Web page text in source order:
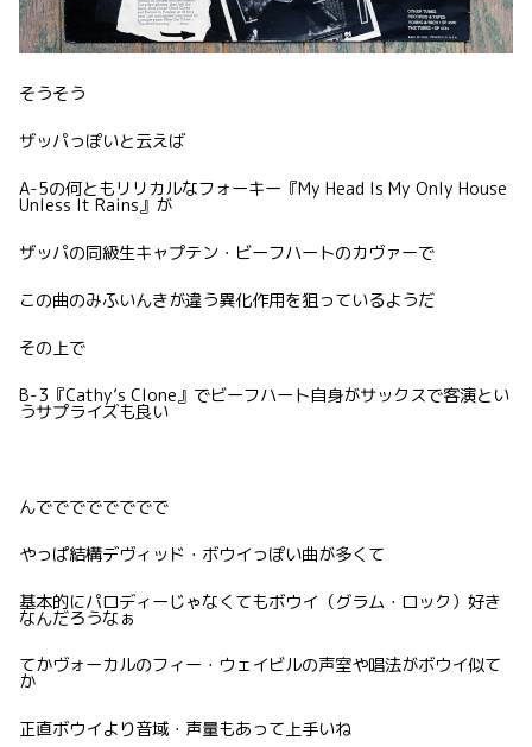
そうそう
ザッパっぽいと云えば
A-5の何ともリリカルなフォーキー『My Head Is My Only House
Unless It Rains』が
ザッパの同級生キャプテン・ビーフハートのカヴァーで
この曲のみふいんきが違う異化作用を狙っているようだ
その上で
B-3『Cathy’s Clone』でビーフハート自身がサックスで客演とい
うサプライズも良い
んでででででででで
やっぱ結構デヴィッド・ボウイっぽい曲が多くて
基本的にパロディーじゃなくてもボウイ（グラム・ロック）好き
なんだろうなぁ
てかヴォーカルのフィー・ウェイビルの声室や唱法がボウイ似て
か
正直ボウイより音域・声量もあって上手いね